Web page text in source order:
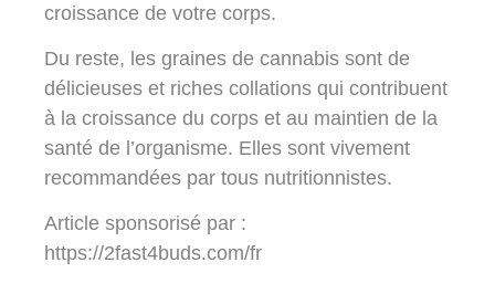
croissance de votre corps.
Du reste, les graines de cannabis sont de
délicieuses et riches collations qui contribuent
à la croissance du corps et au maintien de la
santé de l’organisme. Elles sont vivement
recommandées par tous nutritionnistes.
Article sponsorisé par :
https://2fast4buds.com/fr